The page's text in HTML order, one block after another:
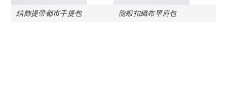
結飾提帶都市手提包 龍蝦扣織布單肩包